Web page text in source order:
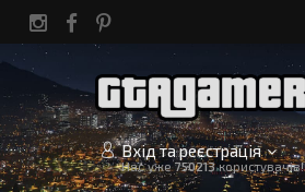
Вхід та реєстрація
Нас уже750213користувачів!